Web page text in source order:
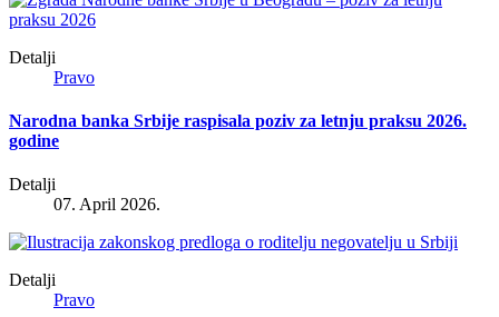
Detalji
Pravo
Narodna banka Srbije raspisala poziv za letnju praksu 2026.
godine
Detalji
07. April 2026.
Detalji
Pravo